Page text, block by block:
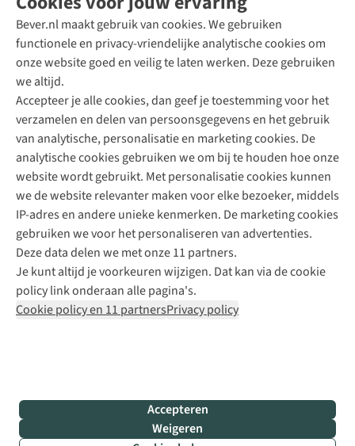
Bever.nl maakt gebruik van cookies. We gebruiken
functionele en privacy-vriendelijke analytische cookies om
onze website goed en veilig te laten werken. Deze gebruiken
we altijd.
Accepteer je alle cookies, dan geef je toestemming voor het
verzamelen en delen van persoonsgegevens en het gebruik
van analytische, personalisatie en marketing cookies. De
analytische cookies gebruiken we om bij te houden hoe onze
website wordt gebruikt. Met personalisatie cookies kunnen
we de website relevanter maken voor elke bezoeker, middels
IP-adres en andere unieke kenmerken. De marketing cookies
gebruiken we voor het personaliseren van advertenties.
Deze data delen we met onze 11 partners.
Je kunt altijd je voorkeuren wijzigen. Dat kan via de cookie
policy link onderaan alle pagina's.
Cookie policy en 11 partnersPrivacy policy
Accepteren
Weigeren
Direct advies van een Buitenexpert
+31 (0)85 888 50 88
+31 6 12 28 49 80
Contactformulier
Bever
B.V.